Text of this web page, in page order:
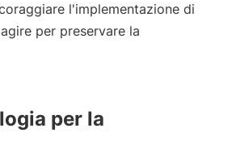
l'implementazione di
per preservare la
per la